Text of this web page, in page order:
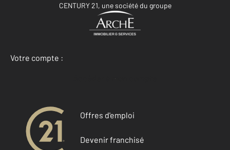
CENTURY 21, une société du groupe
Votre compte :
Accéder à mon compte
Offres d'emploi
Devenir franchisé